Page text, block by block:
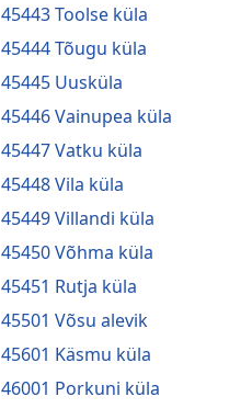
45443 Toolse küla
45444 Tõugu küla
45445 Uusküla
45446 Vainupea küla
45447 Vatku küla
45448 Vila küla
45449 Villandi küla
45450 Võhma küla
45451 Rutja küla
45501 Võsu alevik
45601 Käsmu küla
46001 Porkuni küla